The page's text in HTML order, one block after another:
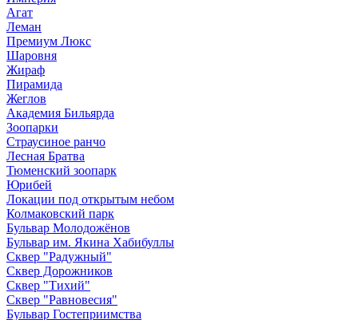
Агат
Леман
Премиум Люкс
Шаровня
Жираф
Пирамида
Жеглов
Академия Бильярда
Зоопарки
Страусиное ранчо
Лесная Братва
Тюменский зоопарк
Юрибей
Локации под открытым небом
Колмаковский парк
Бульвар Молодожёнов
Бульвар им. Якина Хабибуллы
Сквер "Радужный"
Сквер Дорожников
Сквер "Тихий"
Cквер "Равновесия"
Бульвар Гостеприимства